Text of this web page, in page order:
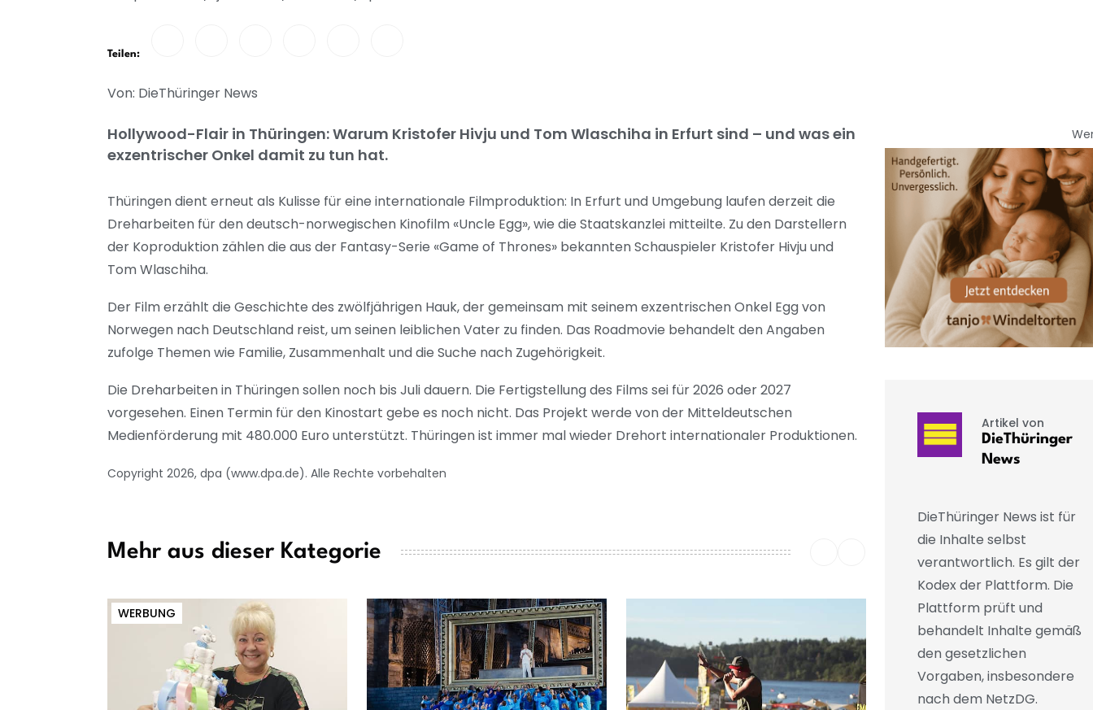
Teilen:
Von: DieThüringer News
Hollywood-Flair in Thüringen: Warum Kristofer Hivju und Tom Wlaschiha in Erfurt sind – und was ein
exzentrischer Onkel damit zu tun hat.
Thüringen dient erneut als Kulisse für eine internationale Filmproduktion: In Erfurt und Umgebung laufen derzeit die
Dreharbeiten für den deutsch-norwegischen Kinofilm «Uncle Egg», wie die Staatskanzlei mitteilte. Zu den Darstellern
der Koproduktion zählen die aus der Fantasy-Serie «Game of Thrones» bekannten Schauspieler Kristofer Hivju und
Tom Wlaschiha.
Der Film erzählt die Geschichte des zwölfjährigen Hauk, der gemeinsam mit seinem exzentrischen Onkel Egg von
Norwegen nach Deutschland reist, um seinen leiblichen Vater zu finden. Das Roadmovie behandelt den Angaben
zufolge Themen wie Familie, Zusammenhalt und die Suche nach Zugehörigkeit.
Die Dreharbeiten in Thüringen sollen noch bis Juli dauern. Die Fertigstellung des Films sei für 2026 oder 2027
vorgesehen. Einen Termin für den Kinostart gebe es noch nicht. Das Projekt werde von der Mitteldeutschen
Medienförderung mit 480.000 Euro unterstützt. Thüringen ist immer mal wieder Drehort internationaler Produktionen.
Copyright 2026, dpa (www.dpa.de). Alle Rechte vorbehalten
Mehr aus dieser Kategorie
WERBUNG
Artikel von
DieThüringer
News
DieThüringer News ist für
die Inhalte selbst
verantwortlich. Es gilt der
Kodex der Plattform. Die
Plattform prüft und
behandelt Inhalte gemäß
den gesetzlichen
Vorgaben, insbesondere
nach dem NetzDG.